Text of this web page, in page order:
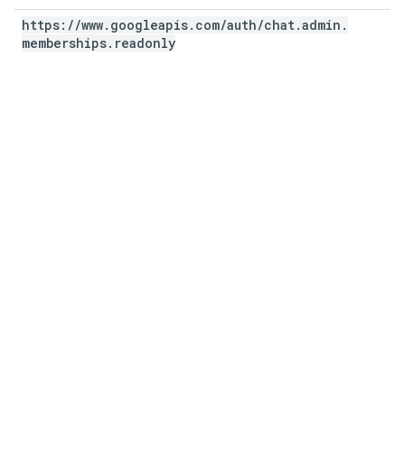
https: //www. googleapis. com/auth/chat.admin .
memberships. readonly